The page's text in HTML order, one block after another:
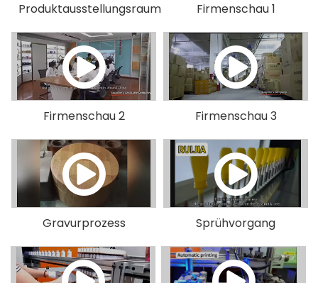
Produktausstellungsraum Firmenschau 1
Firmenschau 2 Firmenschau 3
Gravurprozess Sprühvorgang